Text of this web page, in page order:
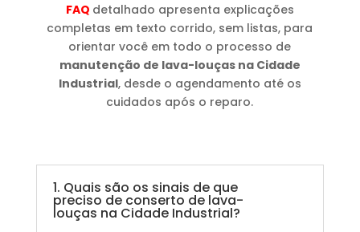
FAQ detalhado apresenta explicações
completas em texto corrido, sem listas, para
orientar você em todo o processo de
manutenção de lava-louças na Cidade
Industrial, desde o agendamento até os
cuidados após o reparo.
1. Quais são os sinais de que
preciso de conserto de lava-
louças na Cidade Industrial?